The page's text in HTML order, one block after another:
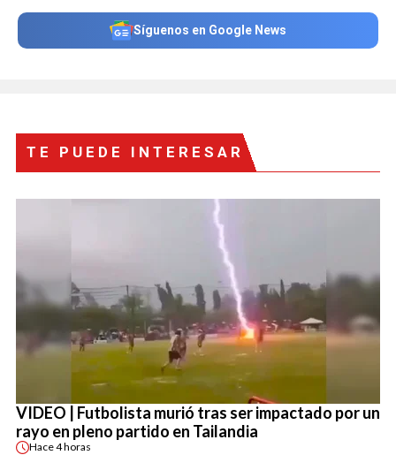
Síguenos en Google News
TE PUEDE INTERESAR
VIDEO | Futbolista murió tras ser impactado por un
rayo en pleno partido en Tailandia
Hace4 horas